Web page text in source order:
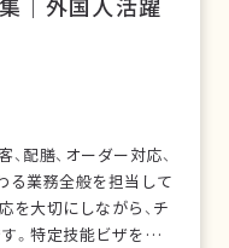
｜外国人活躍
配膳、オーダー対応、
る業務全般を担当して
を大切にしながら、チ
。特定技能ビザをお持